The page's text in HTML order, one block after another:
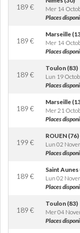
189 €
Mer 14
Places
189 €
Marseille
Mer 14
Places
189 €
Toulon (83)
Lun 19
Places
189 €
Marseille
Mer 21
Places
199 €
ROUEN (76)
Lun 02
Places
189 €
Saint Aunes
Lun 02
Places
189 €
Toulon (83)
Mer 04
Places